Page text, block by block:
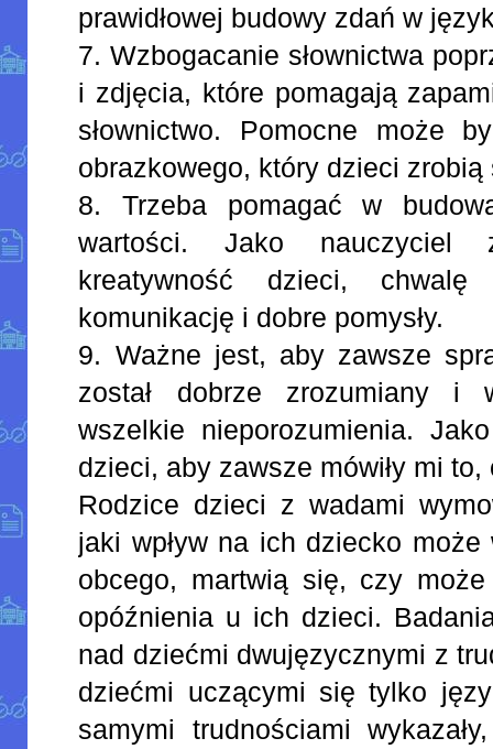
prawidłowej budowy zdań w
7. Wzbogacanie słownictwa
i zdjęcia, które pomagają
słownictwo. Pomocne może
obrazkowego, który dzieci zrobią
8. Trzeba pomagać w
wartości. Jako nauczyciel
kreatywność dzieci,
komunikację i dobre pomysły.
9. Ważne jest, aby zawsze
został dobrze zrozumiany i
wszelkie nieporozumienia.
dzieci, aby zawsze mówiły mi
Rodzice dzieci z wadami
jaki wpływ na ich dziecko
obcego, martwią się, czy
opóźnienia u ich dzieci.
nad dziećmi dwujęzycznymi z
dziećmi uczącymi się tylko
samymi trudnościami